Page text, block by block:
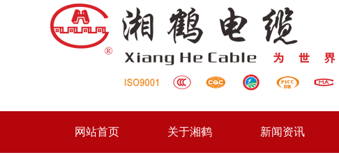
网站首页 关于湘鹤 新闻资讯